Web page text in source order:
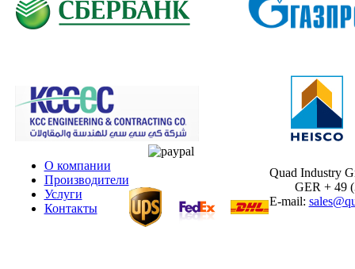
О компании
Производители
Услуги
Контакты
Quad Industry
GER + 49
E-mail: